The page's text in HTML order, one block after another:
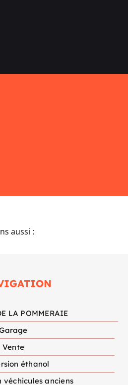
aussi :
LA POMMERAIE
Vente
éthanol
véchicules anciens